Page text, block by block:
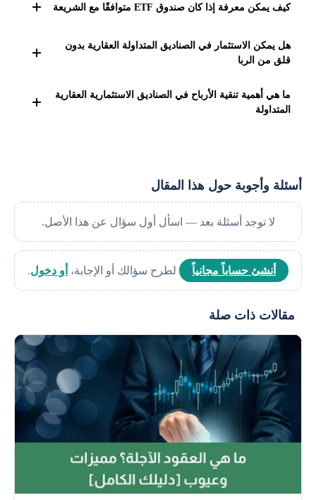
البورصة تركز على العقارات، وREITs هي نوع خاص منها
كيف يمكن معرفة إذا كان صندوق ETF متوافقًا مع الشريعة
ووجود شهادة توافق شرعي، وقراءة شروط الاستثمار
هل يمكن الاستثمار في الصناديق المتداولة العقارية بدون
قلق من الربا
نعم، إذا كانت الصناديق تلتزم بتعليمات الشريعة وتبتعد عن
التمويل الربوي، مع تطبيق آليات التنقية المالية.
ما هي أهمية تنقية الأرباح في الصناديق الاستثمارية العقارية
المتداولة
أسئلة وأجوبة حول هذا المقال
لا توجد أسئلة بعد — اسأل أول سؤال عن هذا الأصل.
أنشئ حساباً مجانياً لطرح سؤالك أو الإجابة، أو دخول.
مقالات ذات صلة